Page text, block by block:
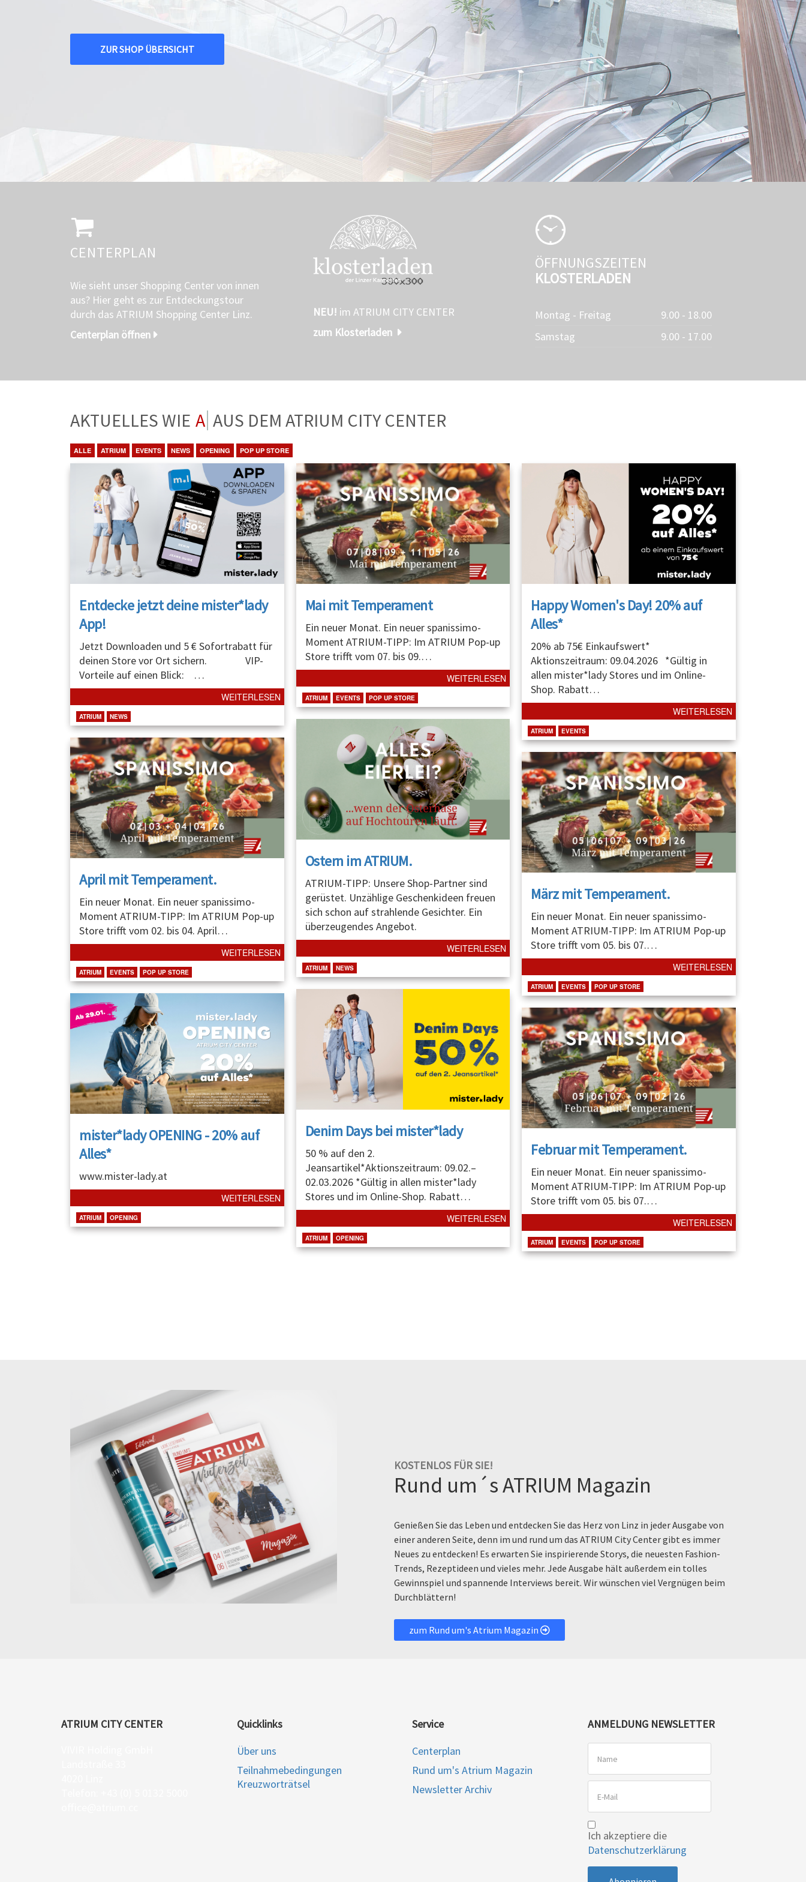
ZUR SHOP ÜBERSICHT
CENTERPLAN
Wie sieht unser Shopping Center von innen
aus? Hier geht es zur Entdeckungstour
durch das ATRIUM Shopping Center Linz.
Centerplan öffnen
NEU! im ATRIUM CITY CENTER
zum Klosterladen
ÖFFNUNGSZEITEN
KLOSTERLADEN
Montag - Freitag
9.00 - 18.00
Samstag
9.00 - 17.00
AKTUELLES WIE ANGEBOTE AUS DEM ATRIUM CITY CENTER
ALLE ATRIUM EVENTS NEWS OPENING POP UP STORE
Entdecke jetzt deine mister*lady
App!
Jetzt Downloaden und 5 € Sofortrabatt für
deinen Store vor Ort sichern. VIP-
Vorteile auf einen Blick: …
WEITERLESEN
ATRIUM NEWS
Mai mit Temperament
Ein neuer Monat. Ein neuer spanissimo-
Moment ATRIUM-TIPP: Im ATRIUM Pop-up
Store trifft vom 07. bis 09.…
WEITERLESEN
ATRIUM EVENTS POP UP STORE
Happy Women's Day! 20% auf
Alles*
20% ab 75€ Einkaufswert*
Aktionszeitraum: 09.04.2026 *Gültig in
allen mister*lady Stores und im Online-
Shop. Rabatt…
WEITERLESEN
ATRIUM EVENTS
Ostern im ATRIUM.
ATRIUM-TIPP: Unsere Shop-Partner sind
gerüstet. Unzählige Geschenkideen freuen
sich schon auf strahlende Gesichter. Ein
überzeugendes Angebot.
WEITERLESEN
ATRIUM NEWS
April mit Temperament.
Ein neuer Monat. Ein neuer spanissimo-
Moment ATRIUM-TIPP: Im ATRIUM Pop-up
Store trifft vom 02. bis 04. April…
WEITERLESEN
ATRIUM EVENTS POP UP STORE
März mit Temperament.
Ein neuer Monat. Ein neuer spanissimo-
Moment ATRIUM-TIPP: Im ATRIUM Pop-up
Store trifft vom 05. bis 07.…
WEITERLESEN
ATRIUM EVENTS POP UP STORE
Denim Days bei mister*lady
50 % auf den 2.
Jeansartikel*Aktionszeitraum: 09.02.–
02.03.2026 *Gültig in allen mister*lady
Stores und im Online-Shop. Rabatt…
WEITERLESEN
ATRIUM OPENING
mister*lady OPENING - 20% auf
Alles*
www.mister-lady.at
WEITERLESEN
ATRIUM OPENING
Februar mit Temperament.
Ein neuer Monat. Ein neuer spanissimo-
Moment ATRIUM-TIPP: Im ATRIUM Pop-up
Store trifft vom 05. bis 07.…
WEITERLESEN
ATRIUM EVENTS POP UP STORE
KOSTENLOS FÜR SIE!
Rund um´s ATRIUM Magazin
Genießen Sie das Leben und entdecken Sie das Herz von Linz in jeder Ausgabe von
einer anderen Seite, denn im und rund um das ATRIUM City Center gibt es immer
Neues zu entdecken! Es erwarten Sie inspirierende Storys, die neuesten Fashion-
Trends, Rezeptideen und vieles mehr. Jede Ausgabe hält außerdem ein tolles
Gewinnspiel und spannende Interviews bereit. Wir wünschen viel Vergnügen beim
Durchblättern!
zum Rund um's Atrium Magazin
ATRIUM CITY CENTER
Quicklinks
Über uns
Teilnahmebedingungen
Kreuzworträtsel
Service
Centerplan
Rund um's Atrium Magazin
Newsletter Archiv
ANMELDUNG NEWSLETTER
Ich akzeptiere die
Datenschutzerklärung